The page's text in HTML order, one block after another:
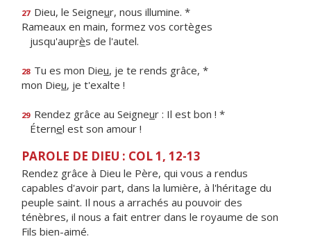
27 Dieu, le Seigneur, nous illumine. *
Rameaux en main, formez vos cortèges
jusqu'auprès de l'autel.
28 Tu es mon Dieu, je te rends grâce, *
mon Dieu, je t'exalte !
29 Rendez grâce au Seigneur : Il est bon ! *
Éternel est son amour !
PAROLE DE DIEU : COL 1, 12-13
Rendez grâce à Dieu le Père, qui vous a rendus
capables d'avoir part, dans la lumière, à l'héritage du
peuple saint. Il nous a arrachés au pouvoir des
ténèbres, il nous a fait entrer dans le royaume de son
Fils bien-aimé.